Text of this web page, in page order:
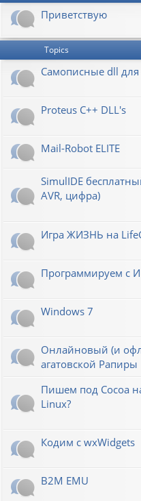
Приветствую
Topics
Самописные dll для
Proteus C++ DLL's
Mail-Robot ELITE
SimulIDE
AVR, цифра)
Игра ЖИЗНЬ на
Программируем с
Windows 7
Онлайновый (и
агатовской Рапиры
Пишем под Cocoa
Linux?
Кодим с wxWidgets
B2M EMU